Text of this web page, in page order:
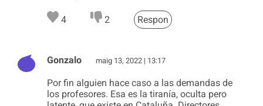
4 2 Respon
Gonzalo maig 13, 2022 | 13:17
Por fin alguien hace caso a las demandas de
los profesores. Esa es la tiranía, oculta pero